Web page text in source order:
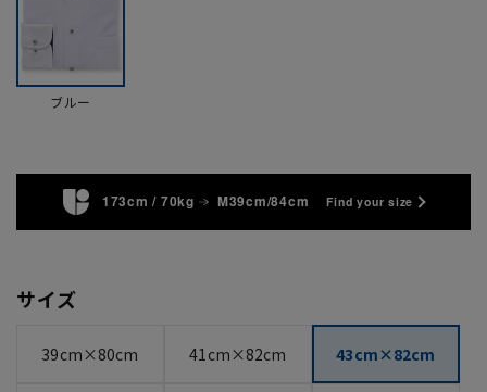
ブルー
173cm / 70kg M39cm/84cm Find your size
サイズ
39cm×80cm 41cm×82cm 43cm×82cm